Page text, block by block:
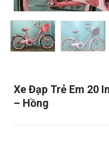
Xe Đạp Trẻ Em 20
– Hồng